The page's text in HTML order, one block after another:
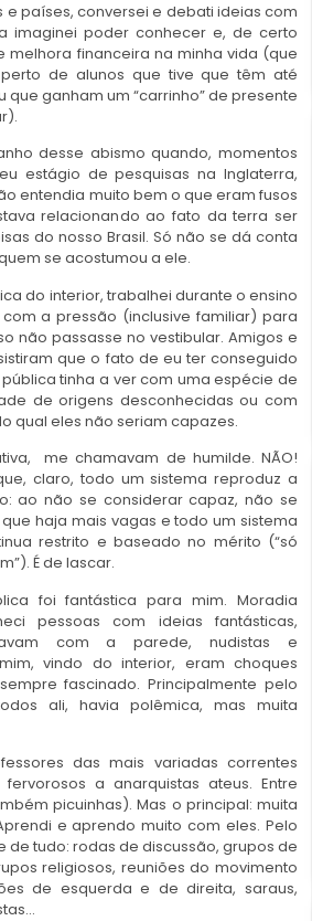
e países, conversei e debati ideias com
imaginei poder conhecer e, de certo
melhora financeira na minha vida (que
de alunos que tive que têm até
ganham um “carrinho” de presente
desse abismo quando, momentos
estágio de pesquisas na Inglaterra,
entendia muito bem o que eram fusos
relacionando ao fato da terra ser
do nosso Brasil. Só não se dá conta
se acostumou a ele.
do interior, trabalhei durante o ensino
a pressão (inclusive familiar) para
não passasse no vestibular. Amigos e
que o fato de eu ter conseguido
tinha a ver com uma espécie de
de origens desconhecidas ou com
qual eles não seriam capazes.
me chamavam de humilde. NÃO!
claro, todo um sistema reproduz a
ao não se considerar capaz, não se
haja mais vagas e todo um sistema
restrito e baseado no mérito (“só
É de lascar.
foi fantástica para mim. Moradia
pessoas com ideias fantásticas,
com a parede, nudistas e
vindo do interior, eram choques
fascinado. Principalmente pelo
ali, havia polêmica, mas muita
das mais variadas correntes
a anarquistas ateus. Entre
picuinhas). Mas o principal: muita
e aprendo muito com eles. Pelo
de tudo: rodas de discussão, grupos de
religiosos, reuniões do movimento
de esquerda e de direita, saraus,